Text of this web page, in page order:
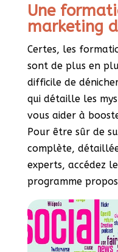
Une
marketing
Certes, les
sont de plus en
difficile de
qui détaille les
vous aider à
Pour être sûr de
complète,
experts, accédez
programme